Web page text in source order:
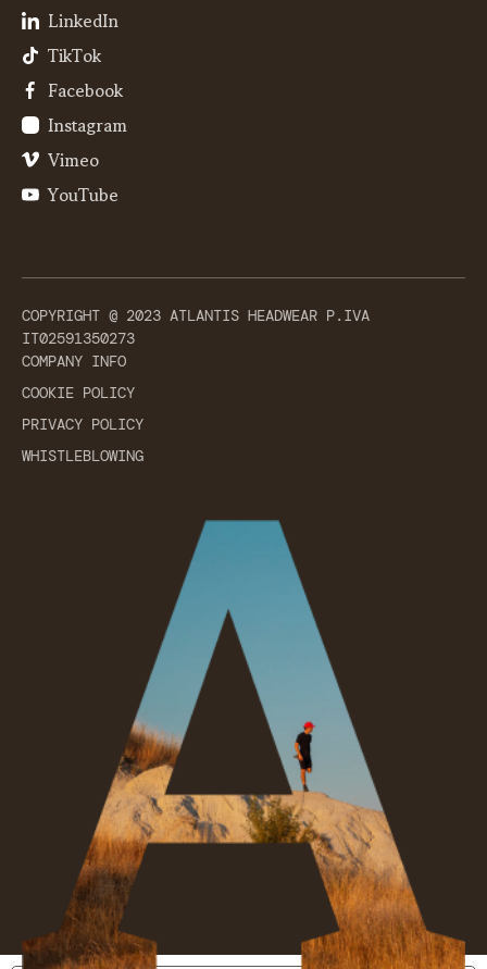
LinkedIn
TikTok
Facebook
Instagram
Vimeo
YouTube
COPYRIGHT @ 2023 ATLANTIS HEADWEAR P.IVA
IT02591350273
COMPANY INFO
COOKIE POLICY
PRIVACY POLICY
WHISTLEBLOWING